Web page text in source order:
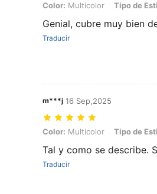
Color: Multicolor, Tipo de Estilo:
Color: Multicolor Tipo de
Genial, cubre muy bien
Traducir
m***j 16 Sep,2025
Color: Multicolor, Tipo de Estilo:
Color: Multicolor Tipo de
Tal y como se describe.
Traducir